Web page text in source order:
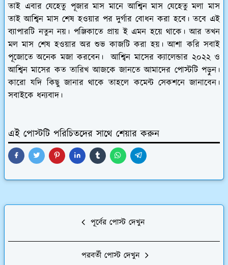
তাই এবার যেহেতু পূজার মাস মানে আশ্বিন মাস যেহেতু মলা মাস
তাই আশ্বিন মাস শেষ হওয়ার পর দুর্গার বোধন করা হবে। তবে এই
ব্যাপারটি নতুন নয়। পঞ্জিকাতে প্রায় ই এমন হয়ে থাকে। আর তখন
মল মাস শেষ হওয়ার অর শুভ কাজটি করা হয়। আশা করি সবাই
পূজোতে অনেক মজা করবেন। আশ্বিন মাসের ক্যালেন্ডার ২০২২ ও
আশ্বিন মাসের কত তারিখ আজকে জানতে আমাদের পোস্টটি পড়ুন।
কারো যদি কিছু জানার থাকে তাহলে কমেন্ট সেকশনে জানাবেন।
সবাইকে ধন্যবাদ।
এই পোস্টটি পরিচিতদের সাথে শেয়ার করুন
পূর্বের পোস্ট দেখুন
পরবর্তী পোস্ট দেখুন